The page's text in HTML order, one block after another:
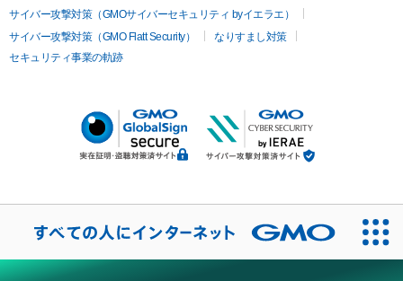
サイバー攻撃対策（GMOサイバーセキュリティ byイエラエ）
サイバー攻撃対策（GMO Flatt Security）
なりすまし対策
セキュリティ事業の軌跡